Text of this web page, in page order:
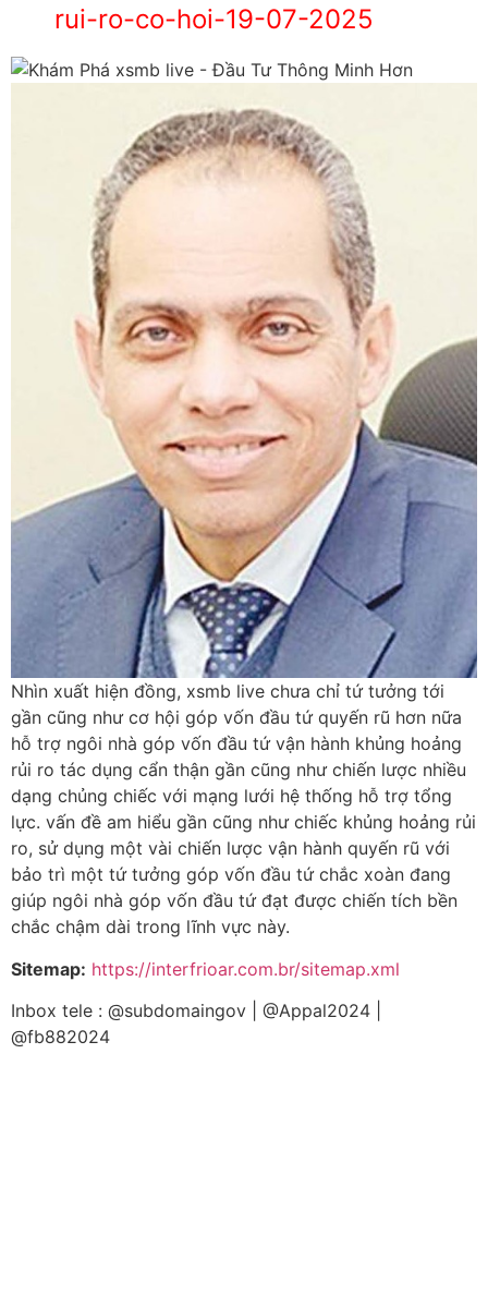
rui-ro-co-hoi-19-07-2025
Nhìn xuất hiện đồng, xsmb live chưa chỉ tứ tưởng tới
gần cũng như cơ hội góp vốn đầu tứ quyến rũ hơn nữa
hỗ trợ ngôi nhà góp vốn đầu tứ vận hành khủng hoảng
rủi ro tác dụng cẩn thận gần cũng như chiến lược nhiều
dạng chủng chiếc với mạng lưới hệ thống hỗ trợ tổng
lực. vấn đề am hiểu gần cũng như chiếc khủng hoảng rủi
ro, sử dụng một vài chiến lược vận hành quyến rũ với
bảo trì một tứ tưởng góp vốn đầu tứ chắc xoàn đang
giúp ngôi nhà góp vốn đầu tứ đạt được chiến tích bền
chắc chậm dài trong lĩnh vực này.
Sitemap: https://interfrioar.com.br/sitemap.xml
Inbox tele : @subdomaingov | @Appal2024 |
@fb882024